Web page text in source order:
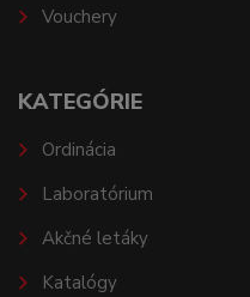
Vouchery
KATEGÓRIE
Ordinácia
Laboratórium
Akčné letáky
Katalógy